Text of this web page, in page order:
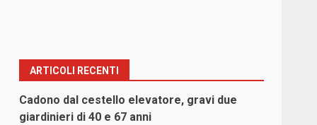
ARTICOLI RECENTI
Cadono dal cestello elevatore, gravi due
giardinieri di 40 e 67 anni